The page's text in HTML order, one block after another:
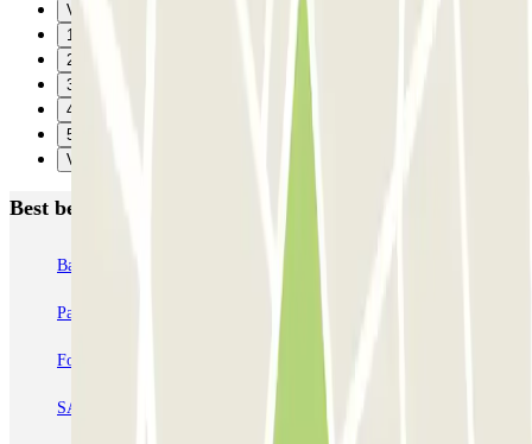
Vorige
1
2
3
4
5
Verzenden
Best beoordeelde parkeergarages in Parijs
Bastille - Saint-Antoine Beaubourg Centre Pompidou
Parkélis Lefebvre Gare Maine Montparnasse
Forum des Halles-Rambuteau
SAEMES Méditerranée Gare de Lyon